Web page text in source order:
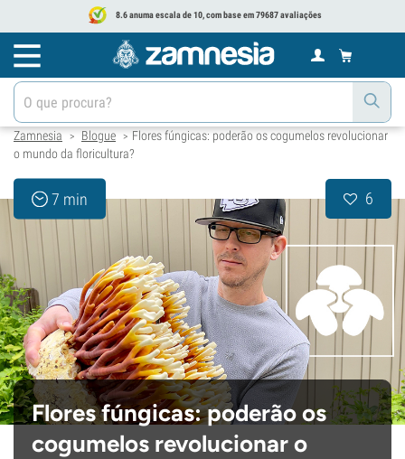
8.6 anuma escala de 10, com base em 79687 avaliações
Zamnesia > Blogue > Flores fúngicas: poderão os cogumelos revolucionar
o mundo da floricultura?
7 min 6
Flores fúngicas: poderão os
cogumelos revolucionar o